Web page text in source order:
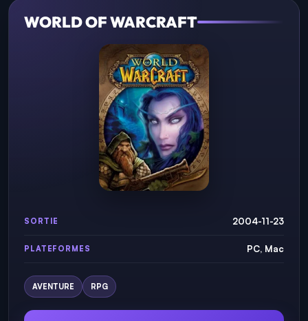
WORLD OF WARCRAFT
SORTIE 2004-11-23
PLATEFORMES PC, Mac
AVENTURE RPG